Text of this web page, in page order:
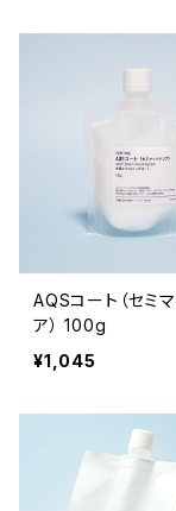
AQSコート（セミマ
ア） 100g
¥1,045